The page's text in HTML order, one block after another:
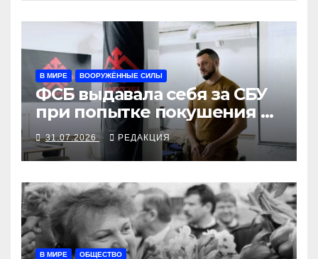
В МИРЕ ВООРУЖЁННЫЕ СИЛЫ
ФСБ выдавала себя за СБУ
при попытке покушения на
командира «Хартии»
31.07.2026 РЕДАКЦИЯ
В МИРЕ ОБЩЕСТВО